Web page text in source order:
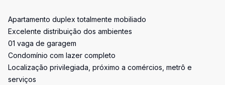
Apartamento duplex totalmente mobiliado
Excelente distribuição dos ambientes
01 vaga de garagem
Condomínio com lazer completo
Localização privilegiada, próximo a comércios, metrô e
serviços